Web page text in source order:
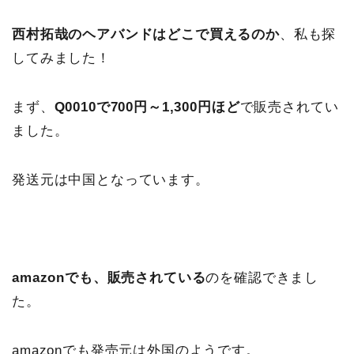
西村拓哉のヘアバンドはどこで買えるのか、私も探
してみました！
まず、 Q0010で700円～1,300円ほどで販売されてい
ました。
発送元は中国となっています。
amazonでも、販売されているのを確認できまし
た。
amazonでも発売元は外国のようです。